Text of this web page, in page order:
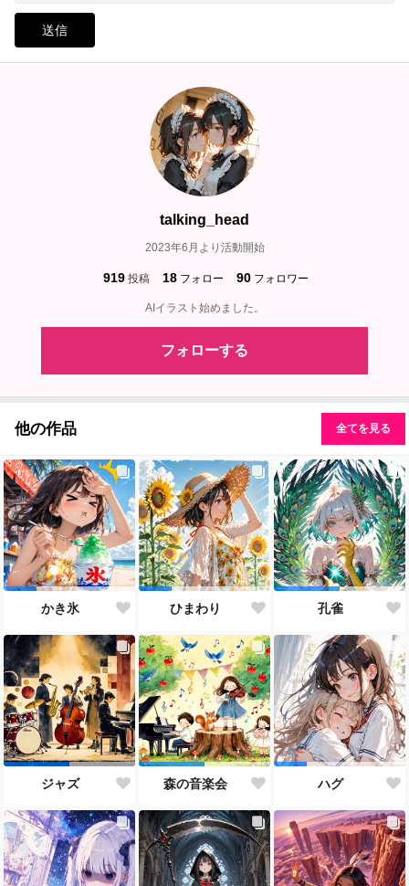
送信
talking_head
2023年6月より活動開始
919 投稿 18 フォロー 90 フォロワー
AIイラスト始めました。
フォローする
他の作品 全てを見る
かき氷 ひまわり 孔雀
ジャズ 森の音楽会 ハグ